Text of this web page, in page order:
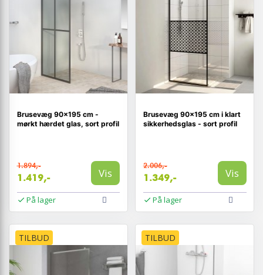
Brusevæg 90×195 cm -
mørkt hærdet glas, sort profil
1.894,-
1.419,- Vis
På lager
Brusevæg 90×195 cm i klart
sikkerhedsglas - sort profil
2.006,-
1.349,- Vis
På lager
TILBUD TILBUD